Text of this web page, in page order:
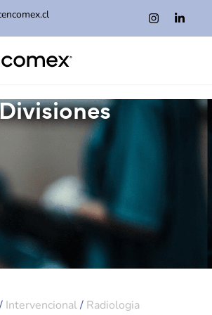
/ Intervencional/ Radiologia